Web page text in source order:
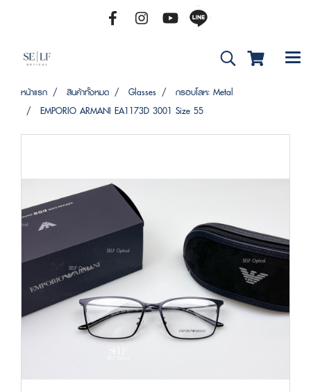
หน้าแรก สินค้าทั้งหมด Glasses
กรอบโลหะ Metal
EMPORIO ARMANI EA1173D 3001 Size 55